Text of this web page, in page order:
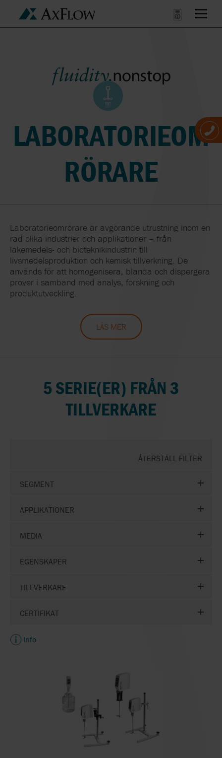
LABORATORIEOM
RÖRARE
Laboratorieomrörare är avgörande utrustning inom en
rad olika industrier och applikationer – från
läkemedels- och bioteknikindustrin till
livsmedelsproduktion och kemisk tillverkning. De
används för att homogenisera, blanda och dispergera
prover i samband med analys, forskning och
produktutveckling.
LÄS MER
5 SERIE(ER) FRÅN 3
TILLVERKARE
ÅTERSTÄLL FILTER
SEGMENT
APPLIKATIONER
MEDIA
EGENSKAPER
TILLVERKARE
CERTIFIKAT
Info